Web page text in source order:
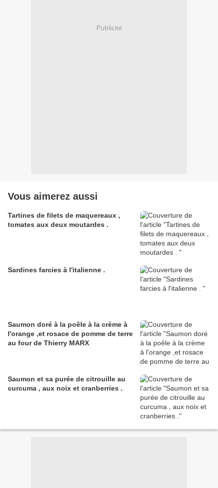
Publicité
Vous aimerez aussi
Tartines de filets de maquereaux ,
tomates aux deux moutardes .
Sardines farcies à l'italienne .
Saumon doré à la poêle à la crème à
l'orange ,et rosace de pomme de terre
au four de Thierry MARX
Saumon et sa purée de citrouille au
curcuma , aux noix et cranberries .